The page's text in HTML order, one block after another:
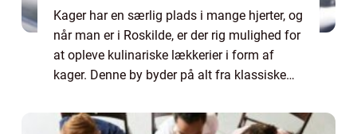
Kager har en særlig plads i mange hjerter, og
når man er i Roskilde, er der rig mulighed for
at opleve kulinariske lækkerier i form af
kager. Denne by byder på alt fra klassiske
eksperimenterende de...